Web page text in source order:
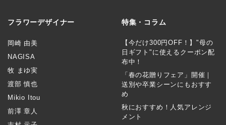
フラワーデザイナー
岡崎 由美
NAGISA
牧 まゆ実
渡部 慎也
Mikio Itou
前澤 章人
特集・コラム
【今だけ300円OFF！】"母の
日ギフト"に使えるクーポン配
布中！
「春の花贈りフェア」開催｜
送別や卒業シーンにもおすす
め
秋におすすめ！人気アレンジ
メント